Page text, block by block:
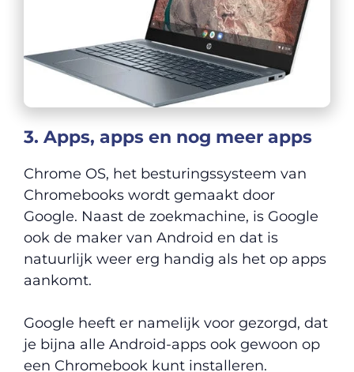
3. Apps, apps en nog meer apps
Chrome OS, het besturingssysteem van
Chromebooks wordt gemaakt door
Google. Naast de zoekmachine, is Google
ook de maker van Android en dat is
natuurlijk weer erg handig als het op apps
aankomt.
Google heeft er namelijk voor gezorgd, dat
je bijna alle Android-apps ook gewoon op
een Chromebook kunt installeren.